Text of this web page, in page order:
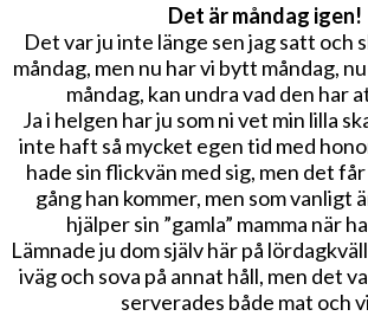
Det är måndag igen!
Det var ju inte länge sen jag satt och
måndag, men nu har vi bytt måndag,
måndag, kan undra vad den har
Ja i helgen har ju som ni vet min lilla
inte haft så mycket egen tid med
hade sin flickvän med sig, men det
gång han kommer, men som vanligt
hjälper sin ”gamla” mamma när
Lämnade ju dom själv här på
iväg och sova på annat håll, men det
serverades både mat och